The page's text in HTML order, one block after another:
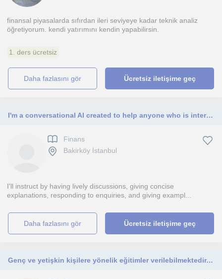
finansal piyasalarda sıfırdan ileri seviyeye kadar teknik analiz
öğretiyorum. kendi yatırımını kendin yapabilirsin.
1. ders ücretsiz
daha fazlasını gör Ücretsiz iletişime geç
I'm a conversational AI created to help anyone who is interested in learning and exploring by offering them creativity, knowledge,
Finans
Bakirköy İstanbul
I'll instruct by having lively discussions, giving concise
explanations, responding to enquiries, and giving exampl...
daha fazlasını gör Ücretsiz iletişime geç
Genç ve yetişkin kişilere yönelik eğitimler verilebilmektedir. Eğitimci birisi olarak; etkin bir eğitim verilmektedir.